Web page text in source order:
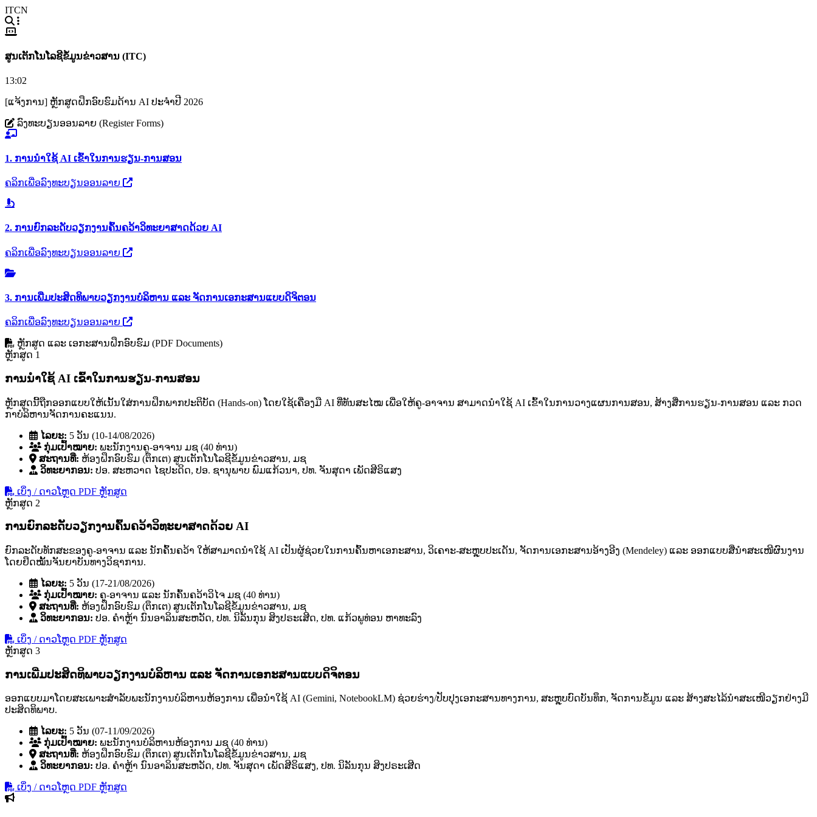
ITCN
ສູນເຕັກໂນໂລຊີຂໍ້ມູນຂ່າວສານ (ITC)
13:02
[ແຈ້ງການ] ຫຼັກສູດຝຶກອົບຮົມດ້ານ AI ປະຈຳປີ 2026
ລົງທະບຽນອອນລາຍ (Register Forms)
1. ການນຳໃຊ້ AI ເຂົ້າໃນການຮຽນ-ການສອນ
ຄລິກເພື່ອລົງທະບຽນອອນລາຍ
2. ການຍົກລະດັບວຽກງານຄົ້ນຄວ້າວິທະຍາສາດດ້ວຍ AI
ຄລິກເພື່ອລົງທະບຽນອອນລາຍ
3. ການເພີ່ມປະສິດທິພາບວຽກງານບໍລິຫານ ແລະ ຈັດການເອກະສານແບບດິຈິຕອນ
ຄລິກເພື່ອລົງທະບຽນອອນລາຍ
ຫຼັກສູດ ແລະ ເອກະສານຝຶກອົບຮົມ (PDF Documents)
ຫຼັກສູດ 1
ການນໍາໃຊ້ AI ເຂົ້າໃນການຮຽນ-ການສອນ
ຫຼັກສູດນີ້ຖືກອອກແບບໃຫ້ເນັ້ນໃສ່ການຝຶກພາກປະຕິບັດ (Hands-on) ໂດຍໃຊ້ເຄື່ອງມື AI ທີ່ທັນສະໄໝ ເພື່ອໃຫ້ຄູ-ອາຈານ ສາມາດນໍາໃຊ້ AI ເຂົ້າໃນການວາງແຜນການສອນ, ສ້າງສື່ການຮຽນ-ການສອນ ແລະ ກວດ
ກາບໍລິຫານຈັດການຄະແນນ.
ໄລຍະ: 5 ວັນ (10-14/08/2026)
ກຸ່ມເປົ້າໝາຍ: ພະນັກງານຄູ-ອາຈານ ມຊ (40 ທ່ານ)
ສະຖານທີ່: ຫ້ອງຝຶກອົບຮົມ (ຕຶກເຕ) ສູນເຕັກໂນໂລຊີຂໍ້ມູນຂ່າວສານ, ມຊ
ວິທະຍາກອນ: ປອ. ສະຫວາດ ໄຊປະດິດ, ປອ. ຊານຸພາບ ພົມແກ້ວນາ, ປທ. ຈັນສຸດາ ເພັດສີຣິແສງ
ເບິ່ງ / ດາວໂຫຼດ PDF ຫຼັກສູດ
ຫຼັກສູດ 2
ການຍົກລະດັບວຽກງານຄົ້ນຄວ້າວິທະຍາສາດດ້ວຍ AI
ຍົກລະດັບທັກສະຂອງຄູ-ອາຈານ ແລະ ນັກຄົ້ນຄວ້າ ໃຫ້ສາມາດນໍາໃຊ້ AI ເປັນຜູ້ຊ່ວຍໃນການຄົ້ນຫາເອກະສານ, ວິເຄາະ-ສະຫຼຸບປະເດັນ, ຈັດການເອກະສານອ້າງອີງ (Mendeley) ແລະ ອອກແບບສື່ນໍາສະເໜີຜົນງານ
ໂດຍຢຶດໝັ້ນຈັນຍາບັນທາງວິຊາການ.
ໄລຍະ: 5 ວັນ (17-21/08/2026)
ກຸ່ມເປົ້າໝາຍ: ຄູ-ອາຈານ ແລະ ນັກຄົ້ນຄວ້າວິໄຈ ມຊ (40 ທ່ານ)
ສະຖານທີ່: ຫ້ອງຝຶກອົບຮົມ (ຕຶກເຕ) ສູນເຕັກໂນໂລຊີຂໍ້ມູນຂ່າວສານ, ມຊ
ວິທະຍາກອນ: ປອ. ຄໍາຫຼ້າ ນົນອາລິນສະຫວັດ, ປທ. ນິລັນກຸນ ສິງປຣະເສີດ, ປທ. ແກ້ວພູທ່ອນ ຫາທະລົງ
ເບິ່ງ / ດາວໂຫຼດ PDF ຫຼັກສູດ
ຫຼັກສູດ 3
ການເພີ່ມປະສິດທິພາບວຽກງານບໍລິຫານ ແລະ ຈັດການເອກະສານແບບດິຈິຕອນ
ອອກແບບມາໂດຍສະເພາະສຳລັບພະນັກງານບໍລິຫານຫ້ອງການ ເພື່ອນຳໃຊ້ AI (Gemini, NotebookLM) ຊ່ວຍຮ່າງ/ປັບປຸງເອກະສານທາງການ, ສະຫຼຸບບົດບັນທຶກ, ຈັດການຂໍ້ມູນ ແລະ ສ້າງສະໄລ້ນຳສະເໜີວຽກຢ່າງມີ
ປະສິດທິພາບ.
ໄລຍະ: 5 ວັນ (07-11/09/2026)
ກຸ່ມເປົ້າໝາຍ: ພະນັກງານບໍລິຫານຫ້ອງການ ມຊ (40 ທ່ານ)
ສະຖານທີ່: ຫ້ອງຝຶກອົບຮົມ (ຕຶກເຕ) ສູນເຕັກໂນໂລຊີຂໍ້ມູນຂ່າວສານ, ມຊ
ວິທະຍາກອນ: ປອ. ຄໍາຫຼ້າ ນົນອາລິນສະຫວັດ, ປທ. ຈັນສຸດາ ເພັດສີຣິແສງ, ປທ. ນິລັນກຸນ ສິງປຣະເສີດ
ເບິ່ງ / ດາວໂຫຼດ PDF ຫຼັກສູດ